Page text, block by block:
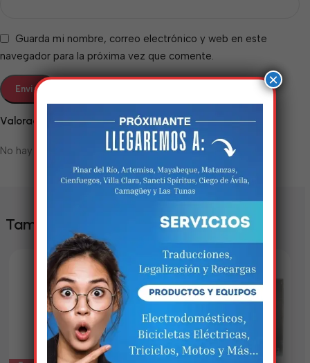
Valoraciones
No hay valoraciones aún.
Guarda mi nombre, correo electrónico y web en este
navegador para la próxima vez que comente.
También te puede interesar
×
Estamos trabalhando
nisso!
Em breve, esta página estará
disponível com novidades
incríveis. Agradecemos pela
paciência e compreensão.